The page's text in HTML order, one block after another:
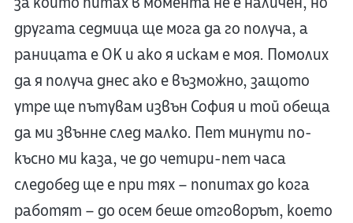
другата седмица ще мога да го получа, а
раницата е ОК и ако я искам е моя. Помолих
да я получа днес ако е възможно, защото
утре ще пътувам извън София и той обеща
да ми звънне след малко. Пет минути по-
късно ми каза, че до четири-пет часа
следобед ще е при тях – попитах до кога
работят – до осем беше отговорът, което